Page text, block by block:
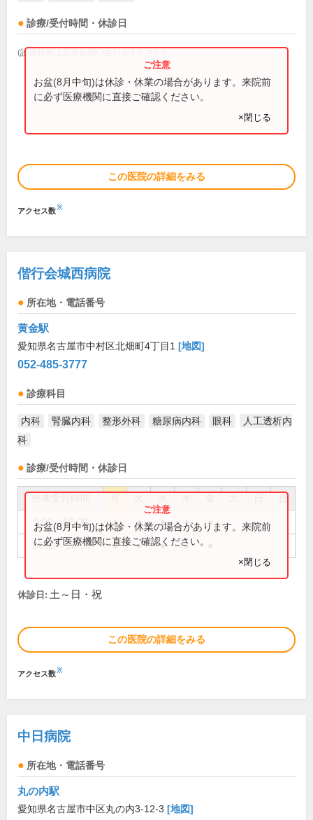
診療/受付時間・休診日
(診療時間は直接お問い合わせください)
お盆(8月中旬)は休診・休業の場合があります。来院前
に必ず医療機関に直接ご確認ください。
×閉じる
この医院の詳細をみる
アクセス数※
偕行会城西病院
所在地・電話番号
黄金駅
愛知県名古屋市中村区北畑町4丁目1 [地図]
052-485-3777
診療科目
内科 腎臓内科 整形外科 糖尿病内科 眼科
人工透析内
科
診療/受付時間・休診日
祝
9:00～12:00 ● ● ● ● ●
14:00～16:00 ● ● ● ●
お盆(8月中旬)は休診・休業の場合があります。来院前
に必ず医療機関に直接ご確認ください。
×閉じる
休診日: 土～日・祝
この医院の詳細をみる
アクセス数※
中日病院
所在地・電話番号
丸の内駅
愛知県名古屋市中区丸の内3-12-3 [地図]